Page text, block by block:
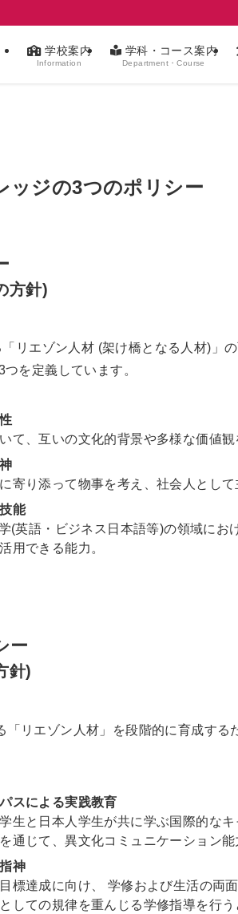
学校案内
Information
学科・コース案内
Department・Course
ッジの3つのポリシー
方針)
リエゾン人材 (架け橋となる人材)」
を定義しています。
て、互いの文化的背景や多様な価値
寄り添って物事を考え、社会人とし
能
(英語・ビジネス日本語等)の領域に
用できる能力。
ー
針)
「リエゾン人材」を段階的に育成す
スによる実践教育
生と日本人学生が共に学ぶ国際的な
通じて、異文化コミュニケーション
神
標達成に向け、 学修および生活の両
しての規律を重んじる学修指導を行